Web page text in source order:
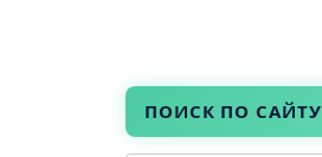
ПОИСК ПО САЙТУ